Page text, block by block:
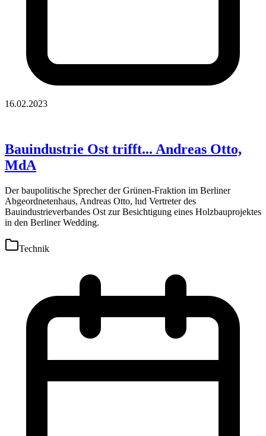
16.02.2023
Bauindustrie Ost trifft... Andreas Otto,
MdA
Der baupolitische Sprecher der Grünen-Fraktion im Berliner
Abgeordnetenhaus, Andreas Otto, lud Vertreter des
Bauindustrieverbandes Ost zur Besichtigung eines Holzbauprojektes
in den Berliner Wedding.
Technik